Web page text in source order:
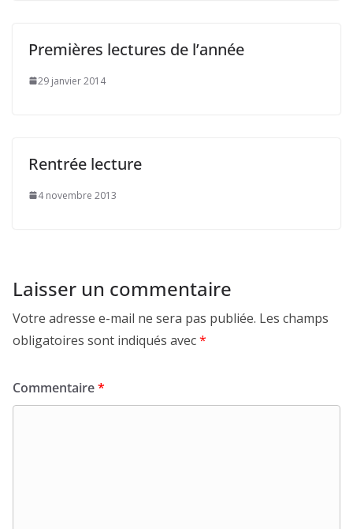
Premières lectures de l’année
29 janvier 2014
Rentrée lecture
4 novembre 2013
Laisser un commentaire
Votre adresse e-mail ne sera pas publiée. Les champs
obligatoires sont indiqués avec*
Commentaire*